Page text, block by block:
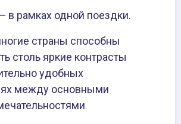
в рамках одной поездки.
страны способны
столь яркие контрасты
удобных
между основными